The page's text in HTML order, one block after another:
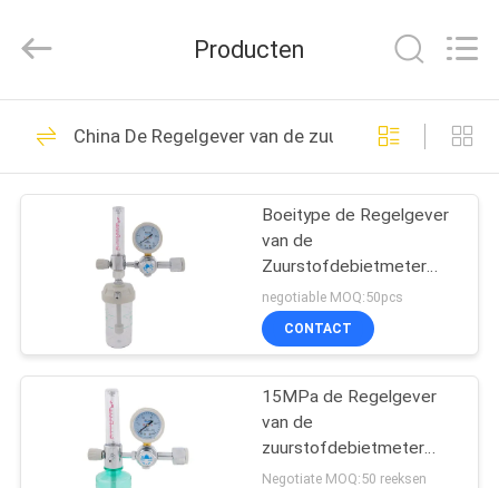
HUIS
PRODUCTEN
ONGEVEER
FABRIEKSREIS
KWALITEITSCONTROLE
Ltd..
Reserved.
Medische Gasafzet
30
Medische
Gasadapters
25
Producten
China De Regelgever van de
Boeitype de Regelgever
van de
Zuurstofdebietmeter
met Luchtbevochtiger
negotiable MOQ:50pcs
CONTACT
15MPa de Regelgever
van de
zuurstofdebietmeter
met Luchtbevochtiger
Negotiate MOQ:50 reeksen